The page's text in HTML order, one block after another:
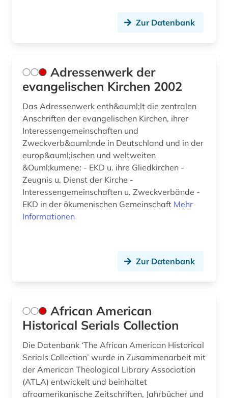
erwachsenenkatechismus (1)
erzbischof (1)
erzdiözese salzburg (1)
erziehungswissenschaft (1)
erziehungswissenschaften (1)
ethik (5)
ethnologie (2)
europäische kultur (1)
evangeliar (2)
evangelien (1)
evangelienbücher (1)
Zur Datenbank
Adressenwerk der
evangelischen Kirchen 2002
Das Adressenwerk enth&auml;lt die zentralen
Anschriften der evangelischen Kirchen, ihrer
Interessengemeinschaften und
Zweckverb&auml;nde in Deutschland und in der
europ&auml;ischen und weltweiten
&Ouml;kumene: - EKD u. ihre Gliedkirchen -
Zeugnis u. Dienst der Kirche -
Interessengemeinschaften u. Zweckverbände -
EKD in der ökumenischen Gemeinschaft Mehr
Informationen
Zur Datenbank
African American
Historical Serials Collection
Die Datenbank ‘The African American Historical
Serials Collection’ wurde in Zusammenarbeit mit
der American Theological Library Association
(ATLA) entwickelt und beinhaltet
afroamerikanische Zeitschriften, Jahrbücher und